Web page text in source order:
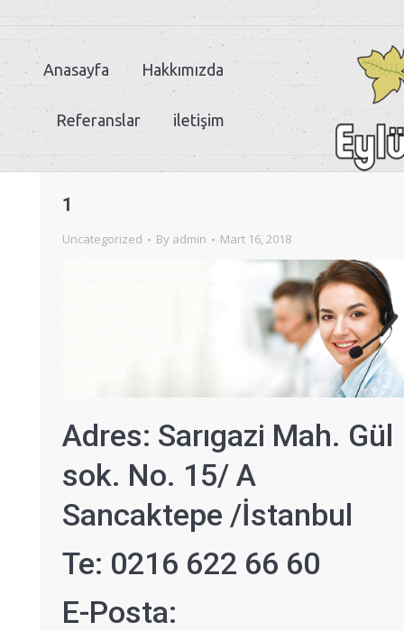
Anasayfa Hakkımızda
Referanslar iletişim
1
Uncategorized By admin Mart 16, 2018
Adres: Sarıgazi Mah. Gül
sok. No. 15/ A
Sancaktepe /İstanbul
Te: 0216 622 66 60
E-Posta: